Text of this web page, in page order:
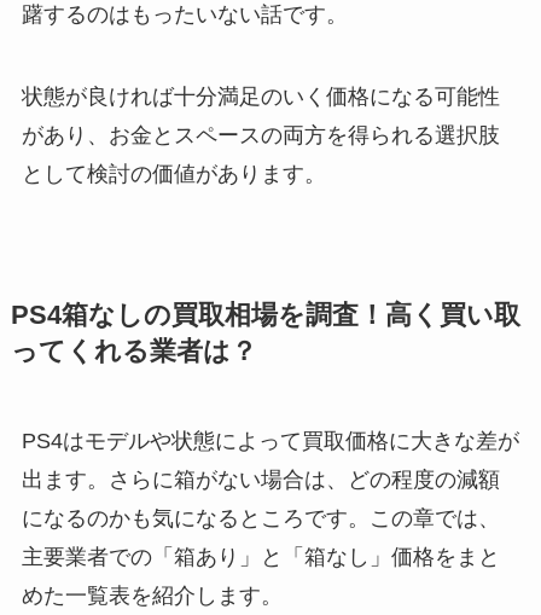
躇するのはもったいない話です。
状態が良ければ十分満足のいく価格になる可能性
があり、お金とスペースの両方を得られる選択肢
として検討の価値があります。
PS4箱なしの買取相場を調査！高く買い取
ってくれる業者は？
PS4はモデルや状態によって買取価格に大きな差が
出ます。さらに箱がない場合は、どの程度の減額
になるのかも気になるところです。この章では、
主要業者での「箱あり」と「箱なし」価格をまと
めた一覧表を紹介します。